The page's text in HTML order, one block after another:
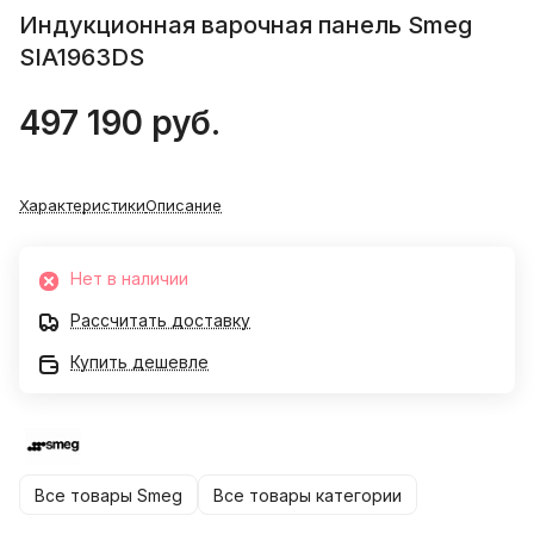
Индукционная варочная панель Smeg
SIA1963DS
497 190 руб.
ХарактеристикиОписание
Нет в наличии
Рассчитать доставку
Купить дешевле
Все товары Smeg Все товары категории